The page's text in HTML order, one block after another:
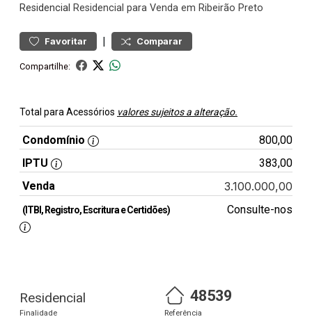
Residencial Residencial para Venda em Ribeirão Preto
Favoritar | Comparar
Compartilhe:
Total para Acessórios valores sujeitos a alteração.
Condomínio
800,00
IPTU
383,00
Venda
3.100.000,00
(ITBI, Registro, Escritura e Certidões) Consulte-nos
Residencial
Finalidade
48539
Referência